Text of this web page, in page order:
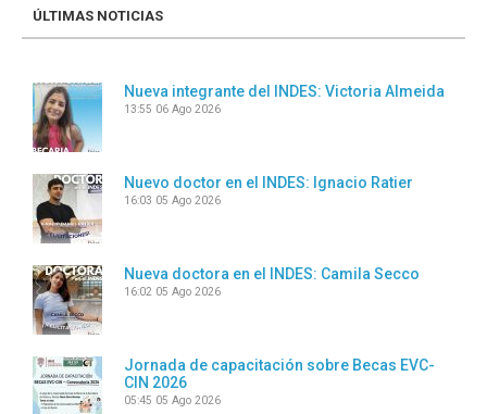
ÚLTIMAS NOTICIAS
Nueva integrante del INDES: Victoria Almeida
13:55 06 Ago 2026
Nuevo doctor en el INDES: Ignacio Ratier
16:03 05 Ago 2026
Nueva doctora en el INDES: Camila Secco
16:02 05 Ago 2026
Jornada de capacitación sobre Becas EVC-
CIN 2026
05:45 05 Ago 2026